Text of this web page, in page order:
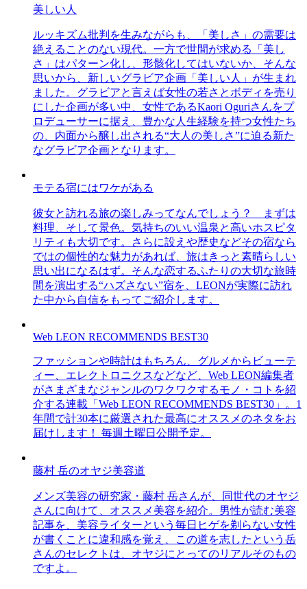
美しい人
ルッキズム批判を生みながらも、「美しさ」の需要は
絶えることのない現代。一方で世間が求める「美し
さ」はパターン化し、形骸化してはいないか、そんな
思いから、新しいグラビア企画「美しい人」が生まれ
ました。グラビアと言えば女性の若さとボディを売り
にした企画が多い中、女性であるKaori Oguriさんをプ
ロデューサーに据え、豊かな人生経験を持つ女性たち
の、内面から醸し出される“大人の美しさ”に迫る新た
なグラビア企画となります。
モテる宿にはワケがある
彼女と訪れる旅の楽しみってなんでしょう？ まずは
料理、そして景色。気持ちのいい温泉と高いホスピタ
リティも大切です。さらに設えや歴史などその宿なら
ではの個性的な魅力があれば、旅はきっと素晴らしい
思い出になるはず。そんな恋するふたりの大切な旅時
間を演出する“ハズさない”宿を、LEONが実際に訪れ
た中から自信をもってご紹介します。
Web LEON RECOMMENDS BEST30
ファッションや時計はもちろん、グルメからビューテ
ィー、エレクトロニクスなどなど、Web LEON編集者
がさまざまなジャンルのワクワクするモノ・コトを紹
介する連載「Web LEON RECOMMENDS BEST30」。1
年間で計30本に厳選された最高にオススメのネタをお
届けします！ 毎週土曜日公開予定。
藤村 岳のオヤジ美容道
メンズ美容の研究家・藤村 岳さんが、同世代のオヤジ
さんに向けて、オススメ美容を紹介。男性が読む美容
記事を、美容ライターという毎日ヒゲを剃らない女性
が書くことに違和感を覚え、この道を志したという岳
さんのセレクトは、オヤジにとってのリアルそのもの
ですよ。